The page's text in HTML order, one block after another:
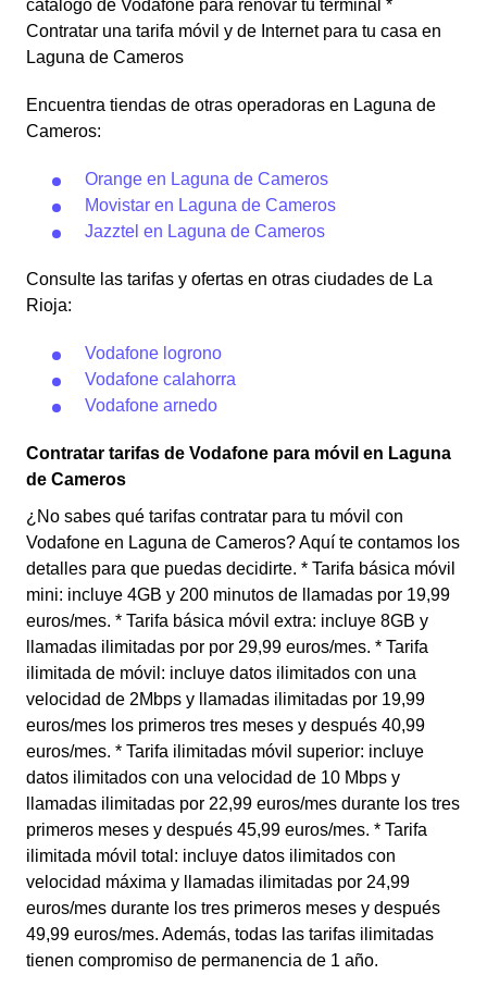
catálogo de Vodafone para renovar tu terminal *
Contratar una tarifa móvil y de Internet para tu casa en
Laguna de Cameros
Encuentra tiendas de otras operadoras en Laguna de
Cameros:
Orange en Laguna de Cameros
Movistar en Laguna de Cameros
Jazztel en Laguna de Cameros
Consulte las tarifas y ofertas en otras ciudades de La
Rioja:
Vodafone logrono
Vodafone calahorra
Vodafone arnedo
Contratar tarifas de Vodafone para móvil en Laguna
de Cameros
¿No sabes qué tarifas contratar para tu móvil con
Vodafone en Laguna de Cameros? Aquí te contamos los
detalles para que puedas decidirte. * Tarifa básica móvil
mini: incluye 4GB y 200 minutos de llamadas por 19,99
euros/mes. * Tarifa básica móvil extra: incluye 8GB y
llamadas ilimitadas por por 29,99 euros/mes. * Tarifa
ilimitada de móvil: incluye datos ilimitados con una
velocidad de 2Mbps y llamadas ilimitadas por 19,99
euros/mes los primeros tres meses y después 40,99
euros/mes. * Tarifa ilimitadas móvil superior: incluye
datos ilimitados con una velocidad de 10 Mbps y
llamadas ilimitadas por 22,99 euros/mes durante los tres
primeros meses y después 45,99 euros/mes. * Tarifa
ilimitada móvil total: incluye datos ilimitados con
velocidad máxima y llamadas ilimitadas por 24,99
euros/mes durante los tres primeros meses y después
49,99 euros/mes. Además, todas las tarifas ilimitadas
tienen compromiso de permanencia de 1 año.